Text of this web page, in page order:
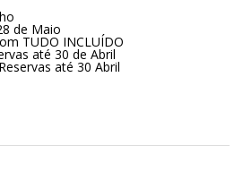
de Maio
TUDO INCLUÍDO
até 30 de Abril
até 30 Abril